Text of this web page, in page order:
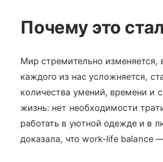
Почему это
Мир стремительно изменяется,
каждого из нас усложняется,
количества умений, времени и
жизнь: нет необходимости
работать в уютной одежде и в
доказала, что work-life balance